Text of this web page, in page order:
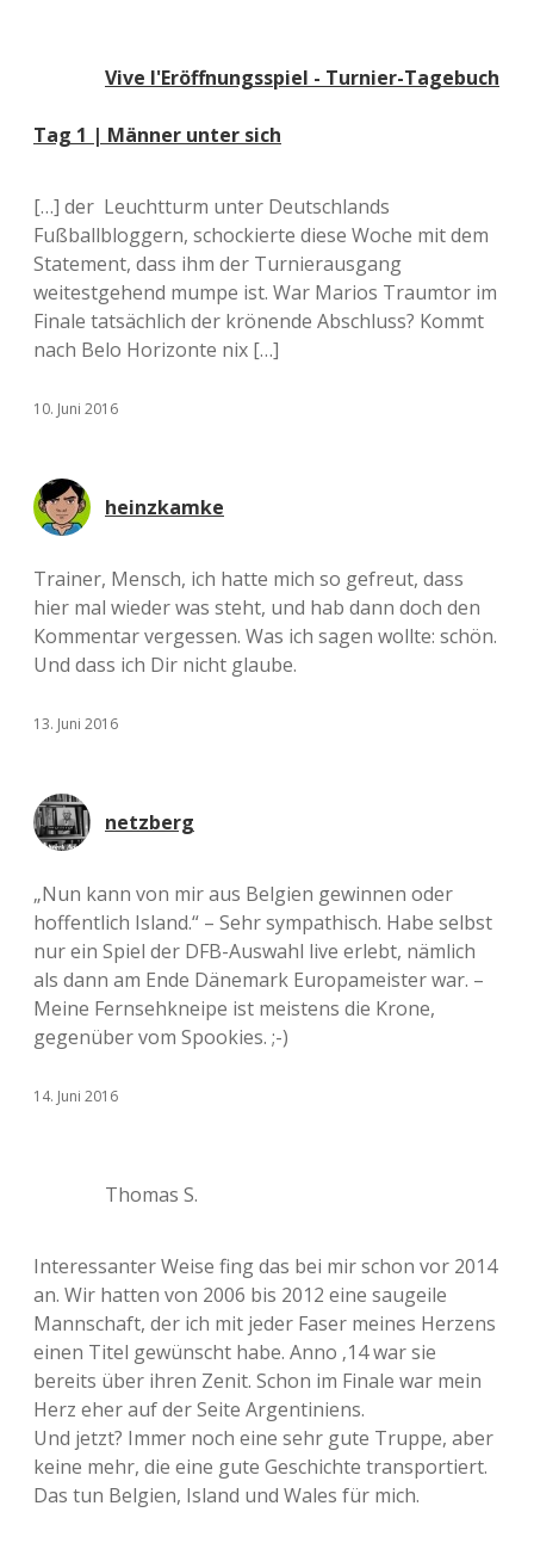
Vive l'Eröffnungsspiel - Turnier-Tagebuch
Tag 1 | Männer unter sich
[…] der Leuchtturm unter Deutschlands
Fußballbloggern, schockierte diese Woche mit dem
Statement, dass ihm der Turnierausgang
weitestgehend mumpe ist. War Marios Traumtor im
Finale tatsächlich der krönende Abschluss? Kommt
nach Belo Horizonte nix […]
10. Juni 2016
heinzkamke
Trainer, Mensch, ich hatte mich so gefreut, dass
hier mal wieder was steht, und hab dann doch den
Kommentar vergessen. Was ich sagen wollte: schön.
Und dass ich Dir nicht glaube.
13. Juni 2016
netzberg
„Nun kann von mir aus Belgien gewinnen oder
hoffentlich Island.“ – Sehr sympathisch. Habe selbst
nur ein Spiel der DFB-Auswahl live erlebt, nämlich
als dann am Ende Dänemark Europameister war. –
Meine Fernsehkneipe ist meistens die Krone,
gegenüber vom Spookies. ;-)
14. Juni 2016
Thomas S.
Interessanter Weise fing das bei mir schon vor 2014
an. Wir hatten von 2006 bis 2012 eine saugeile
Mannschaft, der ich mit jeder Faser meines Herzens
einen Titel gewünscht habe. Anno ‚14 war sie
bereits über ihren Zenit. Schon im Finale war mein
Herz eher auf der Seite Argentiniens.
Und jetzt? Immer noch eine sehr gute Truppe, aber
keine mehr, die eine gute Geschichte transportiert.
Das tun Belgien, Island und Wales für mich.